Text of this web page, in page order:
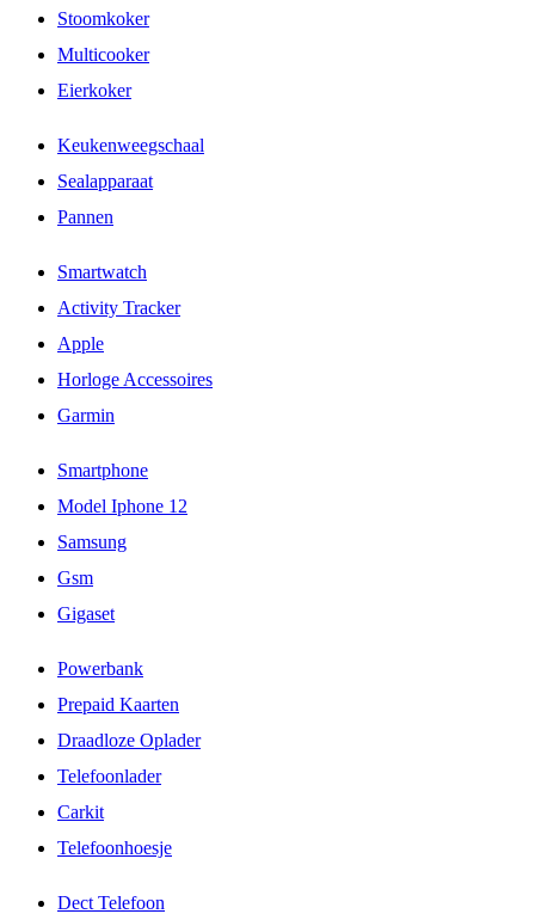
Stoomkoker
Multicooker
Eierkoker
Keukenweegschaal
Sealapparaat
Pannen
Smartwatch
Activity Tracker
Apple
Horloge Accessoires
Garmin
Smartphone
Model Iphone 12
Samsung
Gsm
Gigaset
Powerbank
Prepaid Kaarten
Draadloze Oplader
Telefoonlader
Carkit
Telefoonhoesje
Dect Telefoon